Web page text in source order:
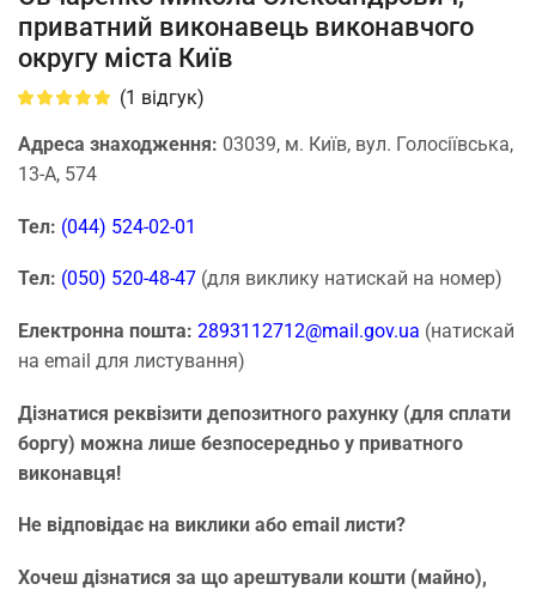
приватний виконавець виконавчого
округу міста Київ
(1 відгук)
Адреса знаходження: 03039, м. Київ, вул. Голосіївська,
13-А, 574
Тел: (044) 524-02-01
Тел: (050) 520-48-47 (для виклику натискай на номер)
Електронна пошта: 2893112712@mail.gov.ua (натискай
на email для листування)
Дізнатися реквізити депозитного рахунку (для сплати
боргу) можна лише безпосередньо у приватного
виконавця!
Не відповідає на виклики або email листи?
Хочеш дізнатися за що арештували кошти (майно),